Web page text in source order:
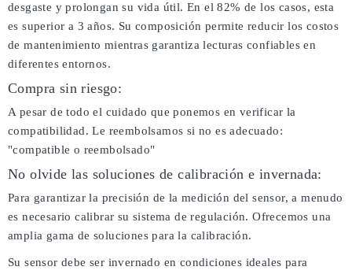
desgaste y prolongan su vida útil. En el 82% de los casos, esta
es superior a 3 años. Su composición permite reducir los costos
de mantenimiento mientras garantiza lecturas confiables en
diferentes entornos.
Compra sin riesgo:
A pesar de todo el cuidado que ponemos en verificar la
compatibilidad. Le reembolsamos si no es adecuado:
"compatible o reembolsado"
No olvide las soluciones de calibración e invernada:
Para garantizar la precisión de la medición del sensor, a menudo
es necesario calibrar su sistema de regulación. Ofrecemos una
amplia gama de soluciones para la calibración.
Su sensor debe ser invernado en condiciones ideales para